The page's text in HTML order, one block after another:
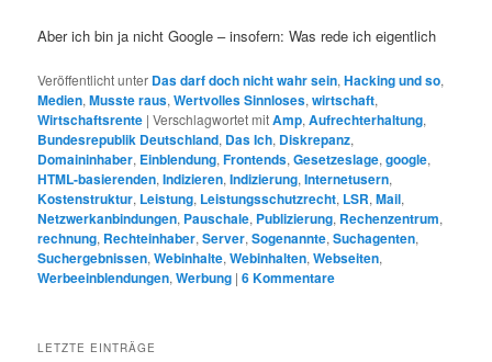
Aber ich bin ja nicht Google – insofern: Was rede ich eigentlich
Veröffentlicht unter Das darf doch nicht wahr sein,Hacking und so,
Medien,Musste raus,Wertvolles Sinnloses,wirtschaft,
Wirtschaftsrente |Verschlagwortet mitAmp,Aufrechterhaltung,
Bundesrepublik Deutschland, Das Ich, Diskrepanz,
Domaininhaber, Einblendung,Frontends,Gesetzeslage,google,
HTML-basierenden,Indizieren,Indizierung,Internetusern,
Kostenstruktur, Leistung, Leistungsschutzrecht, LSR,Mail,
Netzwerkanbindungen, Pauschale, Publizierung, Rechenzentrum,
rechnung, Rechteinhaber,Server,Sogenannte,Suchagenten,
Suchergebnissen,Webinhalte,Webinhalten,Webseiten,
Werbeeinblendungen,Werbung |6Kommentare
LETZTE EINTRÄGE